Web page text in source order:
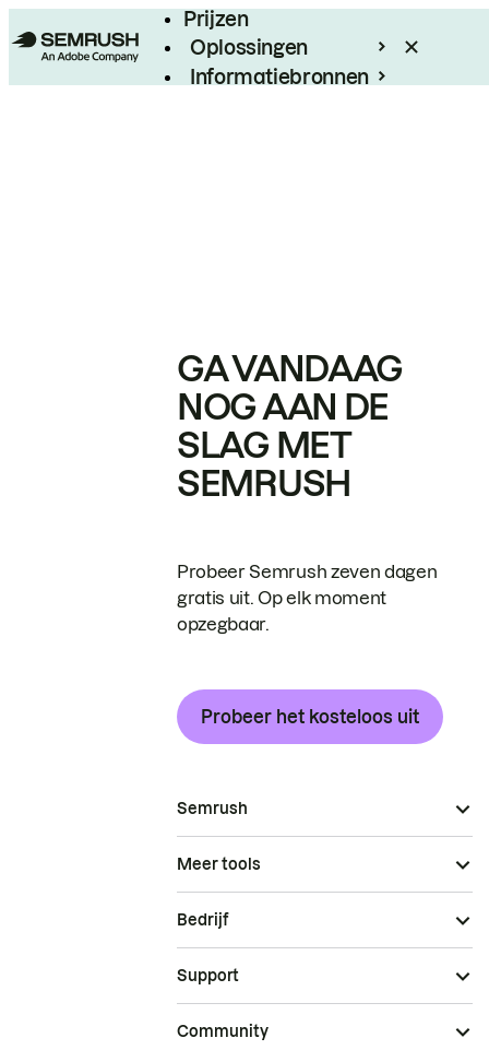
Prijzen
Oplossingen
Informatiebronnen
GA VANDAAG
NOG AAN DE
SLAG MET
SEMRUSH
Probeer Semrush zeven dagen
gratis uit. Op elk moment
opzegbaar.
Probeer het kosteloos uit
Semrush
Meer tools
Bedrijf
Support
Community